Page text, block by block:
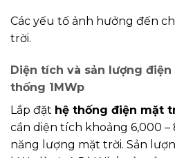
Các yếu tố ảnh hưởng đến
trời.
Diện tích và sản lượng
thống 1MWp
Lắp đặt hệ thống điện mặt
cần diện tích khoảng 6,000
năng lượng mặt trời. Sản